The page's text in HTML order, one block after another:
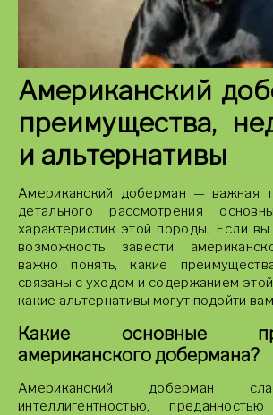
Американский
преимущества,
и альтернативы
Американский доберман — важная
детального рассмотрения
характеристик этой породы. Если вы
возможность завести
важно понять, какие
связаны с уходом и содержанием
какие альтернативы могут подойти
Какие основные
американского добермана?
Американский доберман
интеллигентностью,